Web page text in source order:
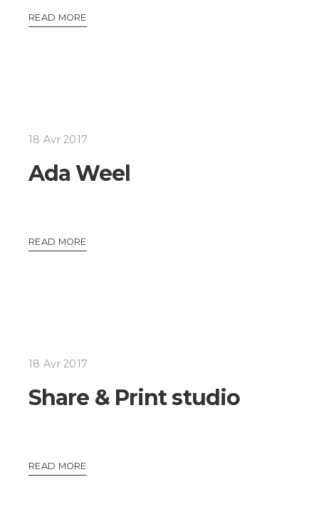
READ MORE
18 Avr 2017
Ada Weel
READ MORE
18 Avr 2017
Share & Print studio
READ MORE